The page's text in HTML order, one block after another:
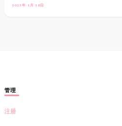
2023年 1月 28日
管理
注册